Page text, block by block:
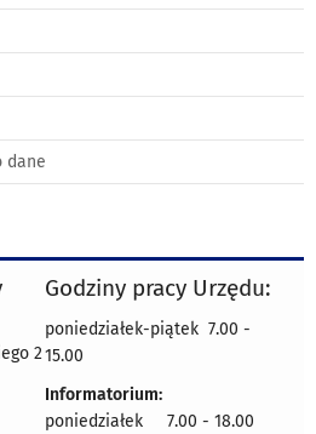
dane
2
Godziny pracy Urzędu:
poniedziałek-piątek 7.00 -
15.00
Informatorium:
poniedziałek 7.00 - 18.00